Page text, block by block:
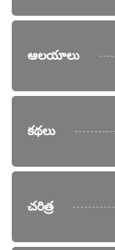
ఆలయాలు
కథలు
చరిత్ర